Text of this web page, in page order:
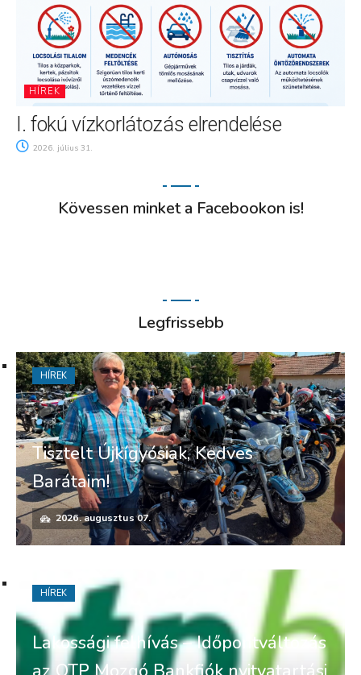
HÍREK
I. fokú vízkorlátozás elrendelése
2026. július 31.
Kövessen minket a Facebookon is!
Legfrissebb
Tisztelt Újkígyósiak, Kedves
Barátaim!
2026. augusztus 07.
HÍREK
Lakossági felhívás – Időpontváltozás
HÍREK